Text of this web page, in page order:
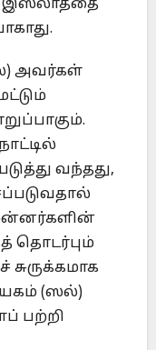
இஸ்லாத்தை
அவர்கள்
வந்தது,
தொடர்பும்
(ஸல்)
பற்றி